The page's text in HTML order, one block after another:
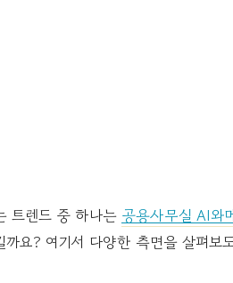
트렌드 중 하나는 공용사무실 AI와
까요? 여기서 다양한 측면을 살펴보